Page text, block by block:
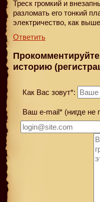
Треск громкий и
разломать его тонкий
электричество, как
Ответить
историю
Как Вас зовут*:
Ваш e-mail* (нигде не